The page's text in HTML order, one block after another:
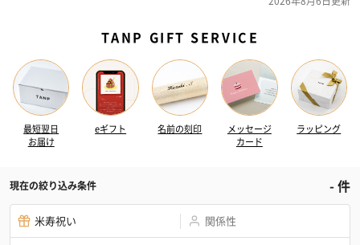
TANP GIFT SERVICE
最短翌日
お届け
eギフト 名前の刻印
メッセージ
カード
ラッピング
現在の絞り込み条件 -件
米寿祝い 関係性